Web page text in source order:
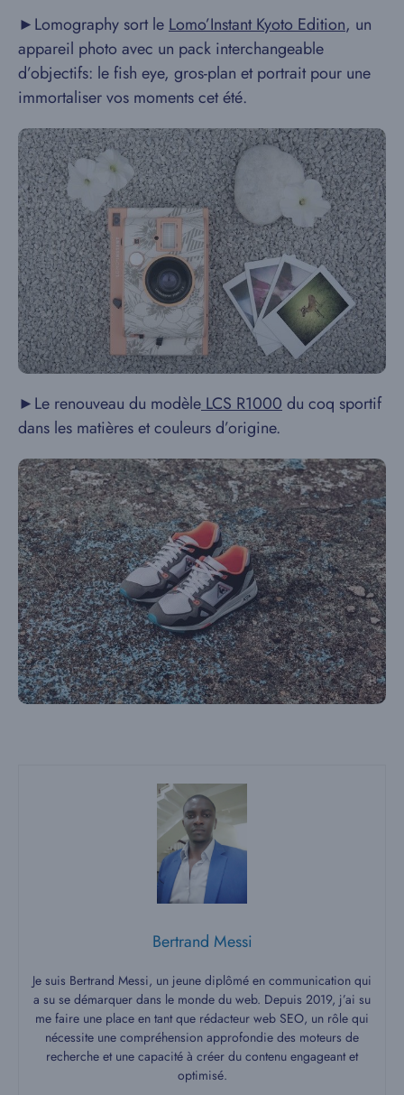
►Lomography sort leLomo’Instant Kyoto Edition, un
appareil photo avec un pack interchangeable
d’objectifs: le fish eye, gros-plan et portrait pour une
immortaliser vos moments cet été.
►Le renouveau du modèle LCS R1000 du coq sportif
dans les matières et couleurs d’origine.
Bertrand Messi
Je suis Bertrand Messi, un jeune diplômé en communication qui
a su se démarquer dans le monde du web. Depuis 2019, j’ai su
me faire une place en tant que rédacteur web SEO, un rôle qui
nécessite une compréhension approfondie des moteurs de
recherche et une capacité à créer du contenu engageant et
optimisé.